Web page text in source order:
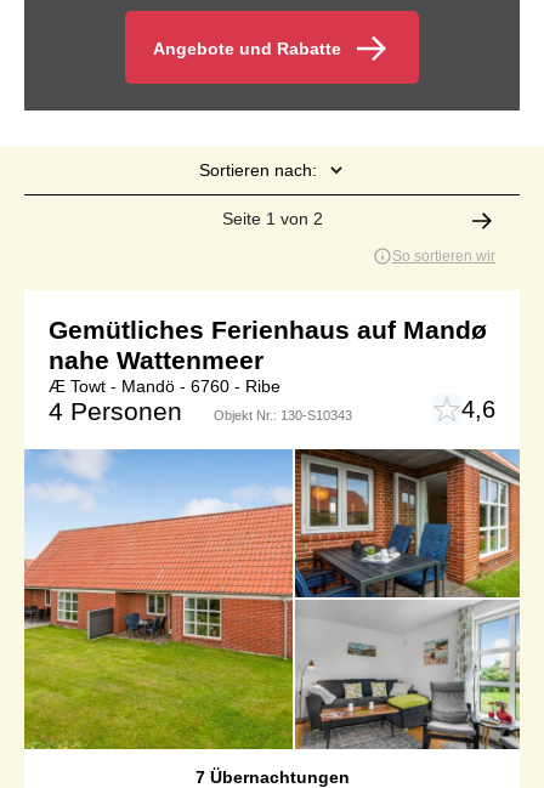
Angebote und Rabatte
Sortieren nach:
Seite 1 von 2
So sortieren wir
Gemütliches Ferienhaus auf Mandø
nahe Wattenmeer
Æ Towt - Mandö - 6760 - Ribe
4 Personen Objekt Nr.: 130-S10343 4,6
7 Übernachtungen